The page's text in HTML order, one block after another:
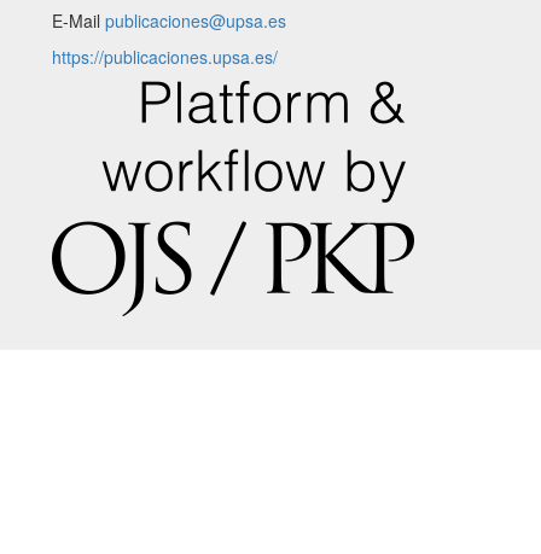
E-Mail publicaciones@upsa.es
https://publicaciones.upsa.es/